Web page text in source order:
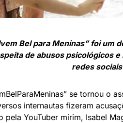
Bel para Meninas” foi um
de abusos psicológicos
redes sociais
se tornou o
internautas fizeram
YouTuber mirim, Isabel